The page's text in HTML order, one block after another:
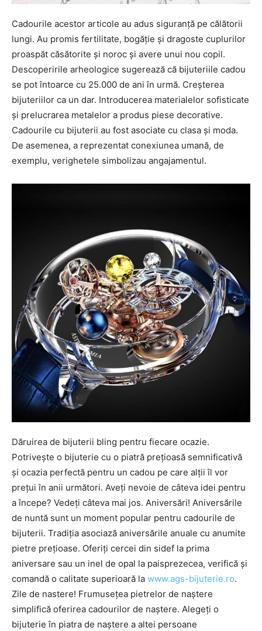
Cadourile acestor articole au adus siguranță pe călătorii
lungi. Au promis fertilitate, bogăție și dragoste cuplurilor
proaspăt căsătorite și noroc și avere unui nou copil.
Descoperirile arheologice sugerează că bijuteriile cadou
se pot întoarce cu 25.000 de ani în urmă. Creșterea
bijuteriilor ca un dar. Introducerea materialelor sofisticate
și prelucrarea metalelor a produs piese decorative.
Cadourile cu bijuterii au fost asociate cu clasa și moda.
De asemenea, a reprezentat conexiunea umană, de
exemplu, verighetele simbolizau angajamentul.
Dăruirea de bijuterii bling pentru fiecare ocazie.
Potrivește o bijuterie cu o piatră prețioasă semnificativă
și ocazia perfectă pentru un cadou pe care alții îl vor
prețui în anii următori. Aveți nevoie de câteva idei pentru
a începe? Vedeți câteva mai jos. Aniversări! Aniversările
de nuntă sunt un moment popular pentru cadourile de
bijuterii. Tradiția asociază aniversările anuale cu anumite
pietre prețioase. Oferiți cercei din sidef la prima
aniversare sau un inel de opal la paisprezecea, verifică și
comandă o calitate superioară la www.ags-bijuterie.ro.
Zile de nastere! Frumusețea pietrelor de naștere
simplifică oferirea cadourilor de naștere. Alegeți o
bijuterie în piatra de naștere a altei persoane